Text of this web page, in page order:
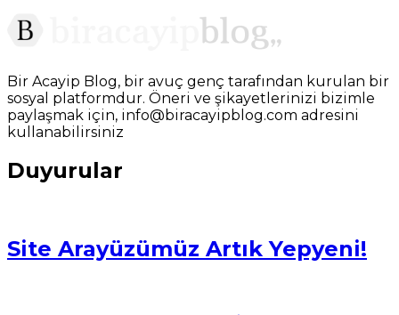
Bir Acayip Blog, bir avuç genç tarafından kurulan bir
sosyal platformdur. Öneri ve şikayetlerinizi bizimle
paylaşmak için, info@biracayipblog.com adresini
kullanabilirsiniz
Duyurular
Site Arayüzümüz Artık Yepyeni!